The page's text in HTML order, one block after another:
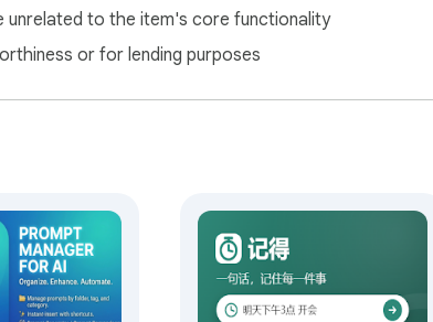
to the item's core functionality
or for lending purposes